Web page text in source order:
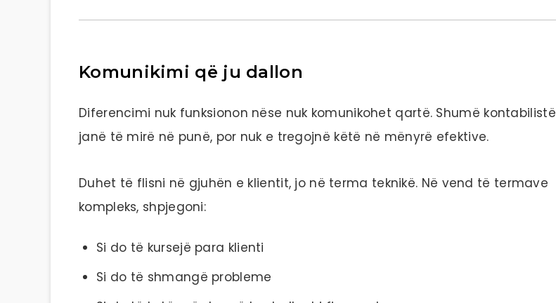
Komunikimi që ju dallon
Diferencimi nuk funksionon nëse nuk komunikohet qartë. Shumë kontabilistë
janë të mirë në punë, por nuk e tregojnë këtë në mënyrë efektive.
Duhet të flisni në gjuhën e klientit, jo në terma teknikë. Në vend të termave
kompleks, shpjegoni:
Si do të kursejë para klienti
Si do të shmangë probleme